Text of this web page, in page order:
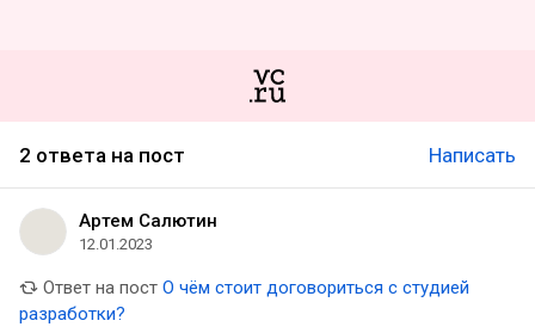
2 ответа на пост Написать
Артем Салютин
12.01.2023
Ответ на пост О чём стоит договориться с студией
разработки?